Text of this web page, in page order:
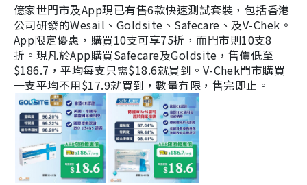
億家世門市及App現已有售6款快速測試套裝，包括香港
公司研發的Wesail、Goldsite、Safecare、及V-Chek。
App限定優惠，購買10支可享75折，而門市則10支8
折。現凡於App購買Safecare及Goldsite，售價低至
$186.7，平均每支只需$18.6就買到。V-Chek門市購買
一支平均不用$17.9就買到，數量有限，售完即止。